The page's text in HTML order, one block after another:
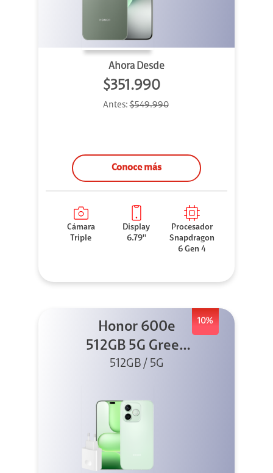
Ahora Desde
$351.990
Antes:$549.990
Conoce más
Cámara
Triple
Display
6.79''
Procesador
Snapdragon
6 Gen 4
10%
Honor 600e
512GB 5G Green
+ 45W
512GB / 5G